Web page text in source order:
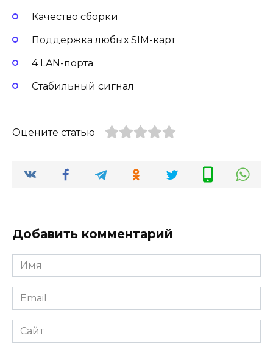
Качество сборки
Поддержка любых SIM-карт
4 LAN-порта
Стабильный сигнал
Оцените статью
Добавить комментарий
Имя
Email
Сайт